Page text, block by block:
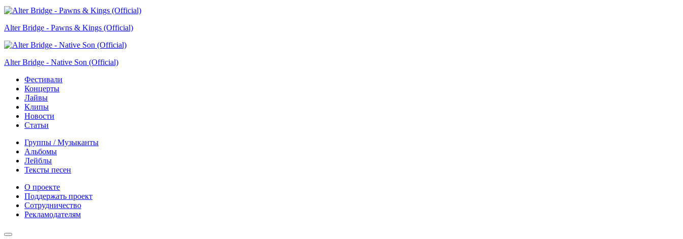
Alter Bridge - Pawns & Kings (Official)
Alter Bridge - Native Son (Official)
Фестивали
Концерты
Лайвы
Клипы
Новости
Статьи
Группы / Музыканты
Альбомы
Лейблы
Тексты песен
О проекте
Поддержать проект
Сотрудничество
Рекламодателям